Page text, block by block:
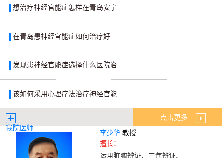
想治疗神经官能症怎样在青岛安宁
在青岛患神经官能症如何治疗好
发现患神经官能症选择什么医院治
该如何采用心理疗法治疗神经官能
我院医师
点击更多
李少华 教授
擅长：
运用脏腑辨证、三焦辨证、